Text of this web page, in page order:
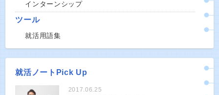
インターンシップ
ツール
就活用語集
就活ノートPick Up
2017.06.25